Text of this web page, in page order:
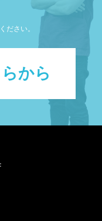
ださい。
から